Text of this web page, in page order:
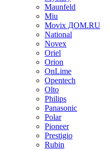
Maunfeld
Miu
Movix ДОМ.RU
National
Novex
Oriel
Orion
OnLime
Opentech
Olto
Philips
Panasonic
Polar
Pioneer
Prestigio
Rubin